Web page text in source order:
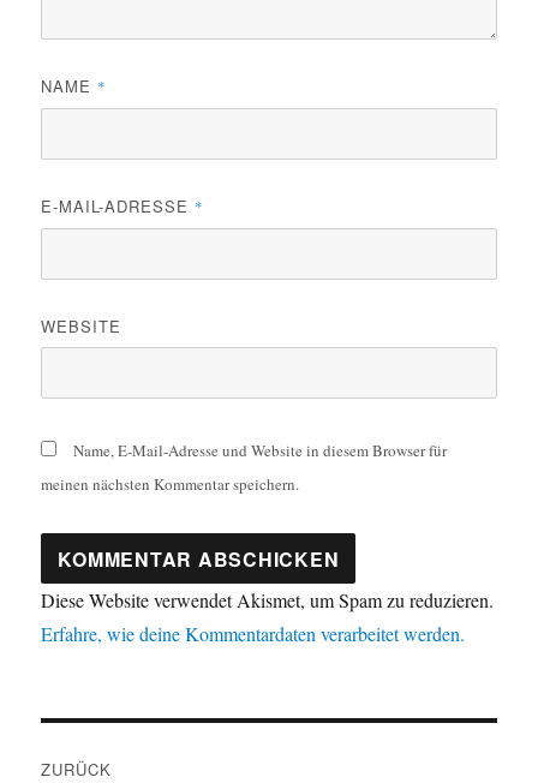
NAME *
E-MAIL-ADRESSE *
WEBSITE
Name, E-Mail-Adresse und Website in diesem Browser für
meinen nächsten Kommentar speichern.
Diese Website verwendet Akismet, um Spam zu reduzieren.
Erfahre, wie deine Kommentardaten verarbeitet werden.
ZURÜCK